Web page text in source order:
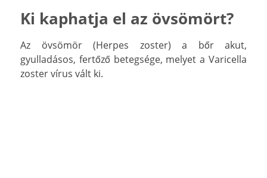
Ki kaphatja el az övsömört?
Az övsömör (Herpes zoster) a bőr akut,
gyulladásos, fertőző betegsége, melyet a Varicella
zoster vírus vált ki.